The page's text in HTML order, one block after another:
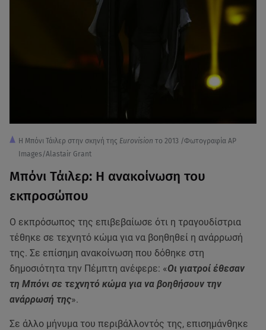
Η Μπόνι Τάιλερ στην σκηνή της Eurovision το 2013 /Φωτογραφία AP
Images/Alastair Grant
Μπόνι Τάιλερ: Η ανακοίνωση του
εκπροσώπου
Ο εκπρόσωπος της επιβεβαίωσε ότι η τραγουδίστρια
τέθηκε σε τεχνητό κώμα για να βοηθηθεί η ανάρρωσή
της. Σε επίσημη ανακοίνωση που δόθηκε στη
δημοσιότητα την Πέμπτη ανέφερε: «Οι γιατροί έθεσαν
τη Μπόνι σε τεχνητό κώμα για να βοηθήσουν την
ανάρρωσή της».
Σε άλλο μήνυμα του περιβάλλοντός της, επισημάνθηκε